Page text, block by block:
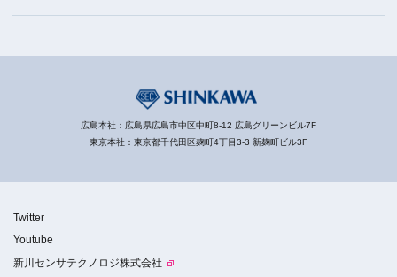
広島本社：広島県広島市中区中町8-12 広島グリーンビル7F
東京本社：東京都千代田区麹町4丁目3-3 新麹町ビル3F
Twitter
Youtube
新川センサテクノロジ株式会社